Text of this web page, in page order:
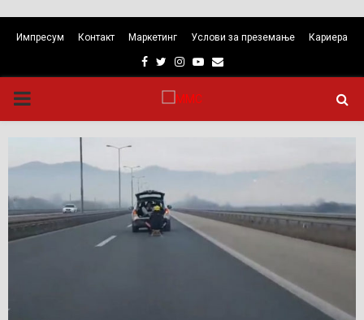
Импресум Контакт Маркетинг Услови за преземање Кариера
Facebook
TwitterInstagram
Youtube
Email
PRIMARY